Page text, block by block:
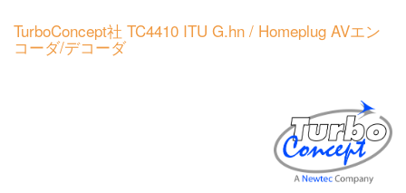
TurboConcept社 TC4410 ITU G.hn / Homeplug AVエン
コーダ/デコーダ